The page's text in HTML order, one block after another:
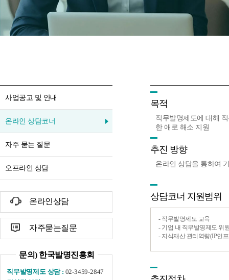
제도 도입 혜택
사업공고 및 안내
온라인 상담코너
자주 묻는 질문
오프라인 상담
온라인상담
자주묻는질문
문의) 한국발명진흥회
직무발명제도 상담 : 02-3459-2847
목적
직무발명제도에 대해
한 애로 해소 지원
추진 방향
온라인 상담을 통하여
상담코너 지원범위
- 직무발명제도 교육
- 기업 내 직무발명제도 위
- 지식재산 관리역량(IP인